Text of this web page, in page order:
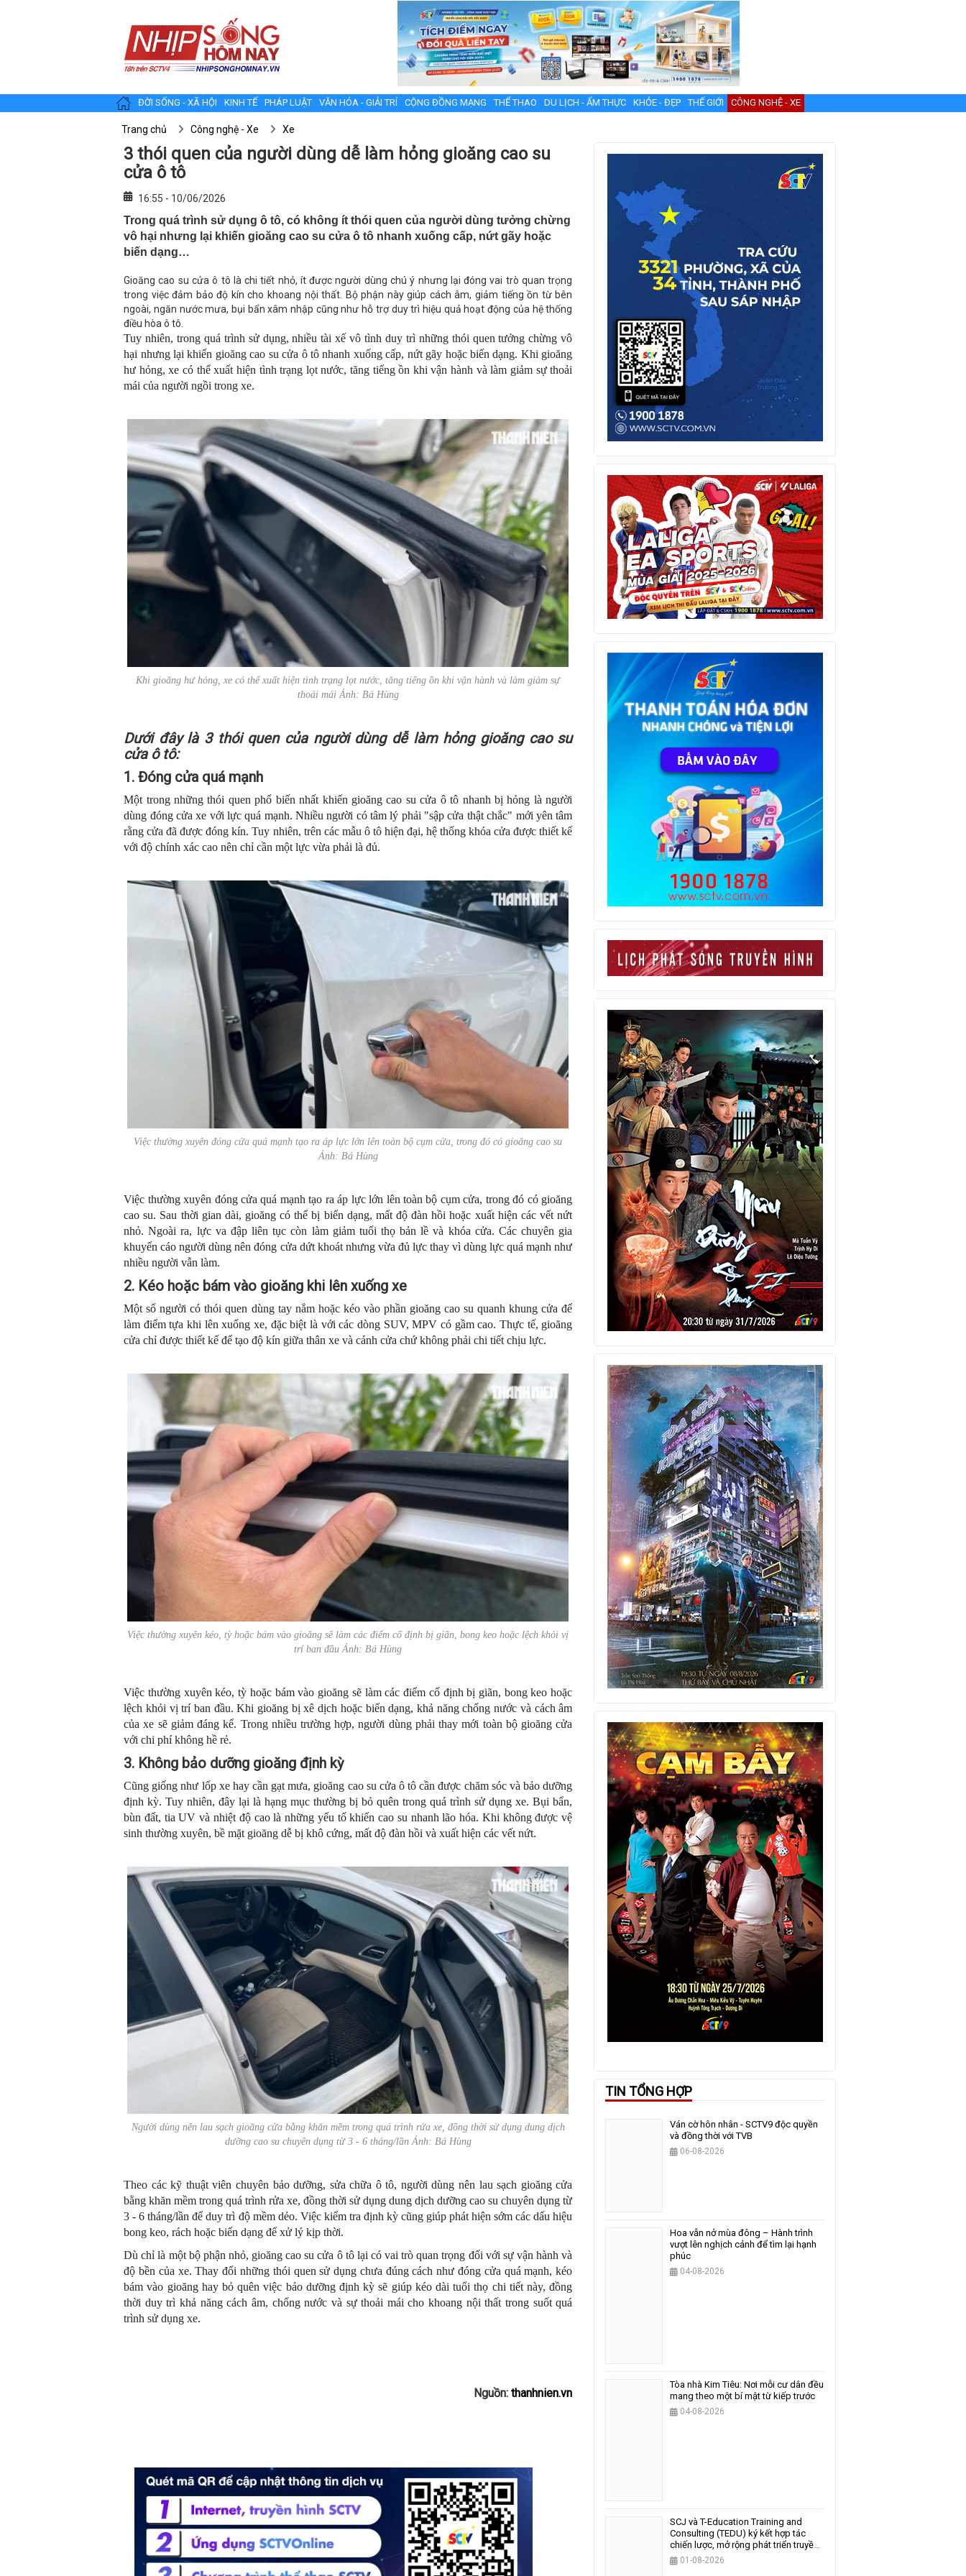
ĐỜI SỐNG - XÃ HỘI KINH TẾ PHÁP LUẬT VĂN HÓA - GIẢI TRÍ CỘNG ĐỒNG MẠNG THỂ THAO DU LỊCH - ẨM THỰC KHỎE - ĐẸP THẾ GIỚI CÔNG NGHỆ - XE
Trang chủ Công nghệ - Xe Xe
3 thói quen của người dùng dễ làm hỏng gioăng cao su
cửa ô tô
16:55 - 10/06/2026
Trong quá trình sử dụng ô tô, có không ít thói quen của người dùng tưởng chừng
vô hại nhưng lại khiến gioăng cao su cửa ô tô nhanh xuống cấp, nứt gãy hoặc
biến dạng…
Gioăng cao su cửa ô tô là chi tiết nhỏ, ít được người dùng chú ý nhưng lại đóng vai trò quan trọng
trong việc đảm bảo độ kín cho khoang nội thất. Bộ phận này giúp cách âm, giảm tiếng ồn từ bên
ngoài, ngăn nước mưa, bụi bẩn xâm nhập cũng như hỗ trợ duy trì hiệu quả hoạt động của hệ thống
điều hòa ô tô.
Tuy nhiên, trong quá trình sử dụng, nhiều tài xế vô tình duy trì những thói quen tưởng chừng vô
hại nhưng lại khiến gioăng cao su cửa ô tô nhanh xuống cấp, nứt gãy hoặc biến dạng. Khi gioăng
hư hỏng, xe có thể xuất hiện tình trạng lọt nước, tăng tiếng ồn khi vận hành và làm giảm sự thoải
mái của người ngồi trong xe.
Khi gioăng hư hỏng, xe có thể xuất hiện tình trạng lọt nước, tăng tiếng ồn khi vận hành và làm giảm sự
thoải mái Ảnh: Bá Hùng
Dưới đây là 3 thói quen của người dùng dễ làm hỏng gioăng cao su
cửa ô tô:
1. Đóng cửa quá mạnh
Một trong những thói quen phổ biến nhất khiến gioăng cao su cửa ô tô nhanh bị hỏng là người
dùng đóng cửa xe với lực quá mạnh. Nhiều người có tâm lý phải "sập cửa thật chắc" mới yên tâm
rằng cửa đã được đóng kín. Tuy nhiên, trên các mẫu ô tô hiện đại, hệ thống khóa cửa được thiết kế
với độ chính xác cao nên chỉ cần một lực vừa phải là đủ.
Việc thường xuyên đóng cửa quá mạnh tạo ra áp lực lớn lên toàn bộ cụm cửa, trong đó có gioăng cao su
Ảnh: Bá Hùng
Việc thường xuyên đóng cửa quá mạnh tạo ra áp lực lớn lên toàn bộ cụm cửa, trong đó có gioăng
cao su. Sau thời gian dài, gioăng có thể bị biến dạng, mất độ đàn hồi hoặc xuất hiện các vết nứt
nhỏ. Ngoài ra, lực va đập liên tục còn làm giảm tuổi thọ bản lề và khóa cửa. Các chuyên gia
khuyến cáo người dùng nên đóng cửa dứt khoát nhưng vừa đủ lực thay vì dùng lực quá mạnh như
nhiều người vẫn làm.
2. Kéo hoặc bám vào gioăng khi lên xuống xe
Một số người có thói quen dùng tay nắm hoặc kéo vào phần gioăng cao su quanh khung cửa để
làm điểm tựa khi lên xuống xe, đặc biệt là với các dòng SUV, MPV có gầm cao. Thực tế, gioăng
cửa chỉ được thiết kế để tạo độ kín giữa thân xe và cánh cửa chứ không phải chi tiết chịu lực.
Việc thường xuyên kéo, tỳ hoặc bám vào gioăng sẽ làm các điểm cố định bị giãn, bong keo hoặc lệch khỏi vị
trí ban đầu Ảnh: Bá Hùng
Việc thường xuyên kéo, tỳ hoặc bám vào gioăng sẽ làm các điểm cố định bị giãn, bong keo hoặc
lệch khỏi vị trí ban đầu. Khi gioăng bị xê dịch hoặc biến dạng, khả năng chống nước và cách âm
của xe sẽ giảm đáng kể. Trong nhiều trường hợp, người dùng phải thay mới toàn bộ gioăng cửa
với chi phí không hề rẻ.
3. Không bảo dưỡng gioăng định kỳ
Cũng giống như lốp xe hay cần gạt mưa, gioăng cao su cửa ô tô cần được chăm sóc và bảo dưỡng
định kỳ. Tuy nhiên, đây lại là hạng mục thường bị bỏ quên trong quá trình sử dụng xe. Bụi bẩn,
bùn đất, tia UV và nhiệt độ cao là những yếu tố khiến cao su nhanh lão hóa. Khi không được vệ
sinh thường xuyên, bề mặt gioăng dễ bị khô cứng, mất độ đàn hồi và xuất hiện các vết nứt.
Người dùng nên lau sạch gioăng cửa bằng khăn mềm trong quá trình rửa xe, đồng thời sử dụng dung dịch
dưỡng cao su chuyên dụng từ 3 - 6 tháng/lần Ảnh: Bá Hùng
Theo các kỹ thuật viên chuyên bảo dưỡng, sửa chữa ô tô, người dùng nên lau sạch gioăng cửa
bằng khăn mềm trong quá trình rửa xe, đồng thời sử dụng dung dịch dưỡng cao su chuyên dụng từ
3 - 6 tháng/lần để duy trì độ mềm dẻo. Việc kiểm tra định kỳ cũng giúp phát hiện sớm các dấu hiệu
bong keo, rách hoặc biến dạng để xử lý kịp thời.
Dù chỉ là một bộ phận nhỏ, gioăng cao su cửa ô tô lại có vai trò quan trọng đối với sự vận hành và
độ bền của xe. Thay đổi những thói quen sử dụng chưa đúng cách như đóng cửa quá mạnh, kéo
bám vào gioăng hay bỏ quên việc bảo dưỡng định kỳ sẽ giúp kéo dài tuổi thọ chi tiết này, đồng
thời duy trì khả năng cách âm, chống nước và sự thoải mái cho khoang nội thất trong suốt quá
trình sử dụng xe.
Nguồn:thanhnien.vn
TIN TỔNG HỢP
Ván cờ hôn nhân - SCTV9 độc quyền
và đồng thời với TVB
06-08-2026
Hoa vẫn nở mùa đông – Hành trình
vượt lên nghịch cảnh để tìm lại hạnh
phúc
04-08-2026
Tòa nhà Kim Tiêu: Nơi mỗi cư dân đều
mang theo một bí mật từ kiếp trước
04-08-2026
SCJ và T-Education Training and
Consulting (TEDU) ký kết hợp tác
chiến lược, mở rộng phát triển truyền
thông và giáo dục
01-08-2026